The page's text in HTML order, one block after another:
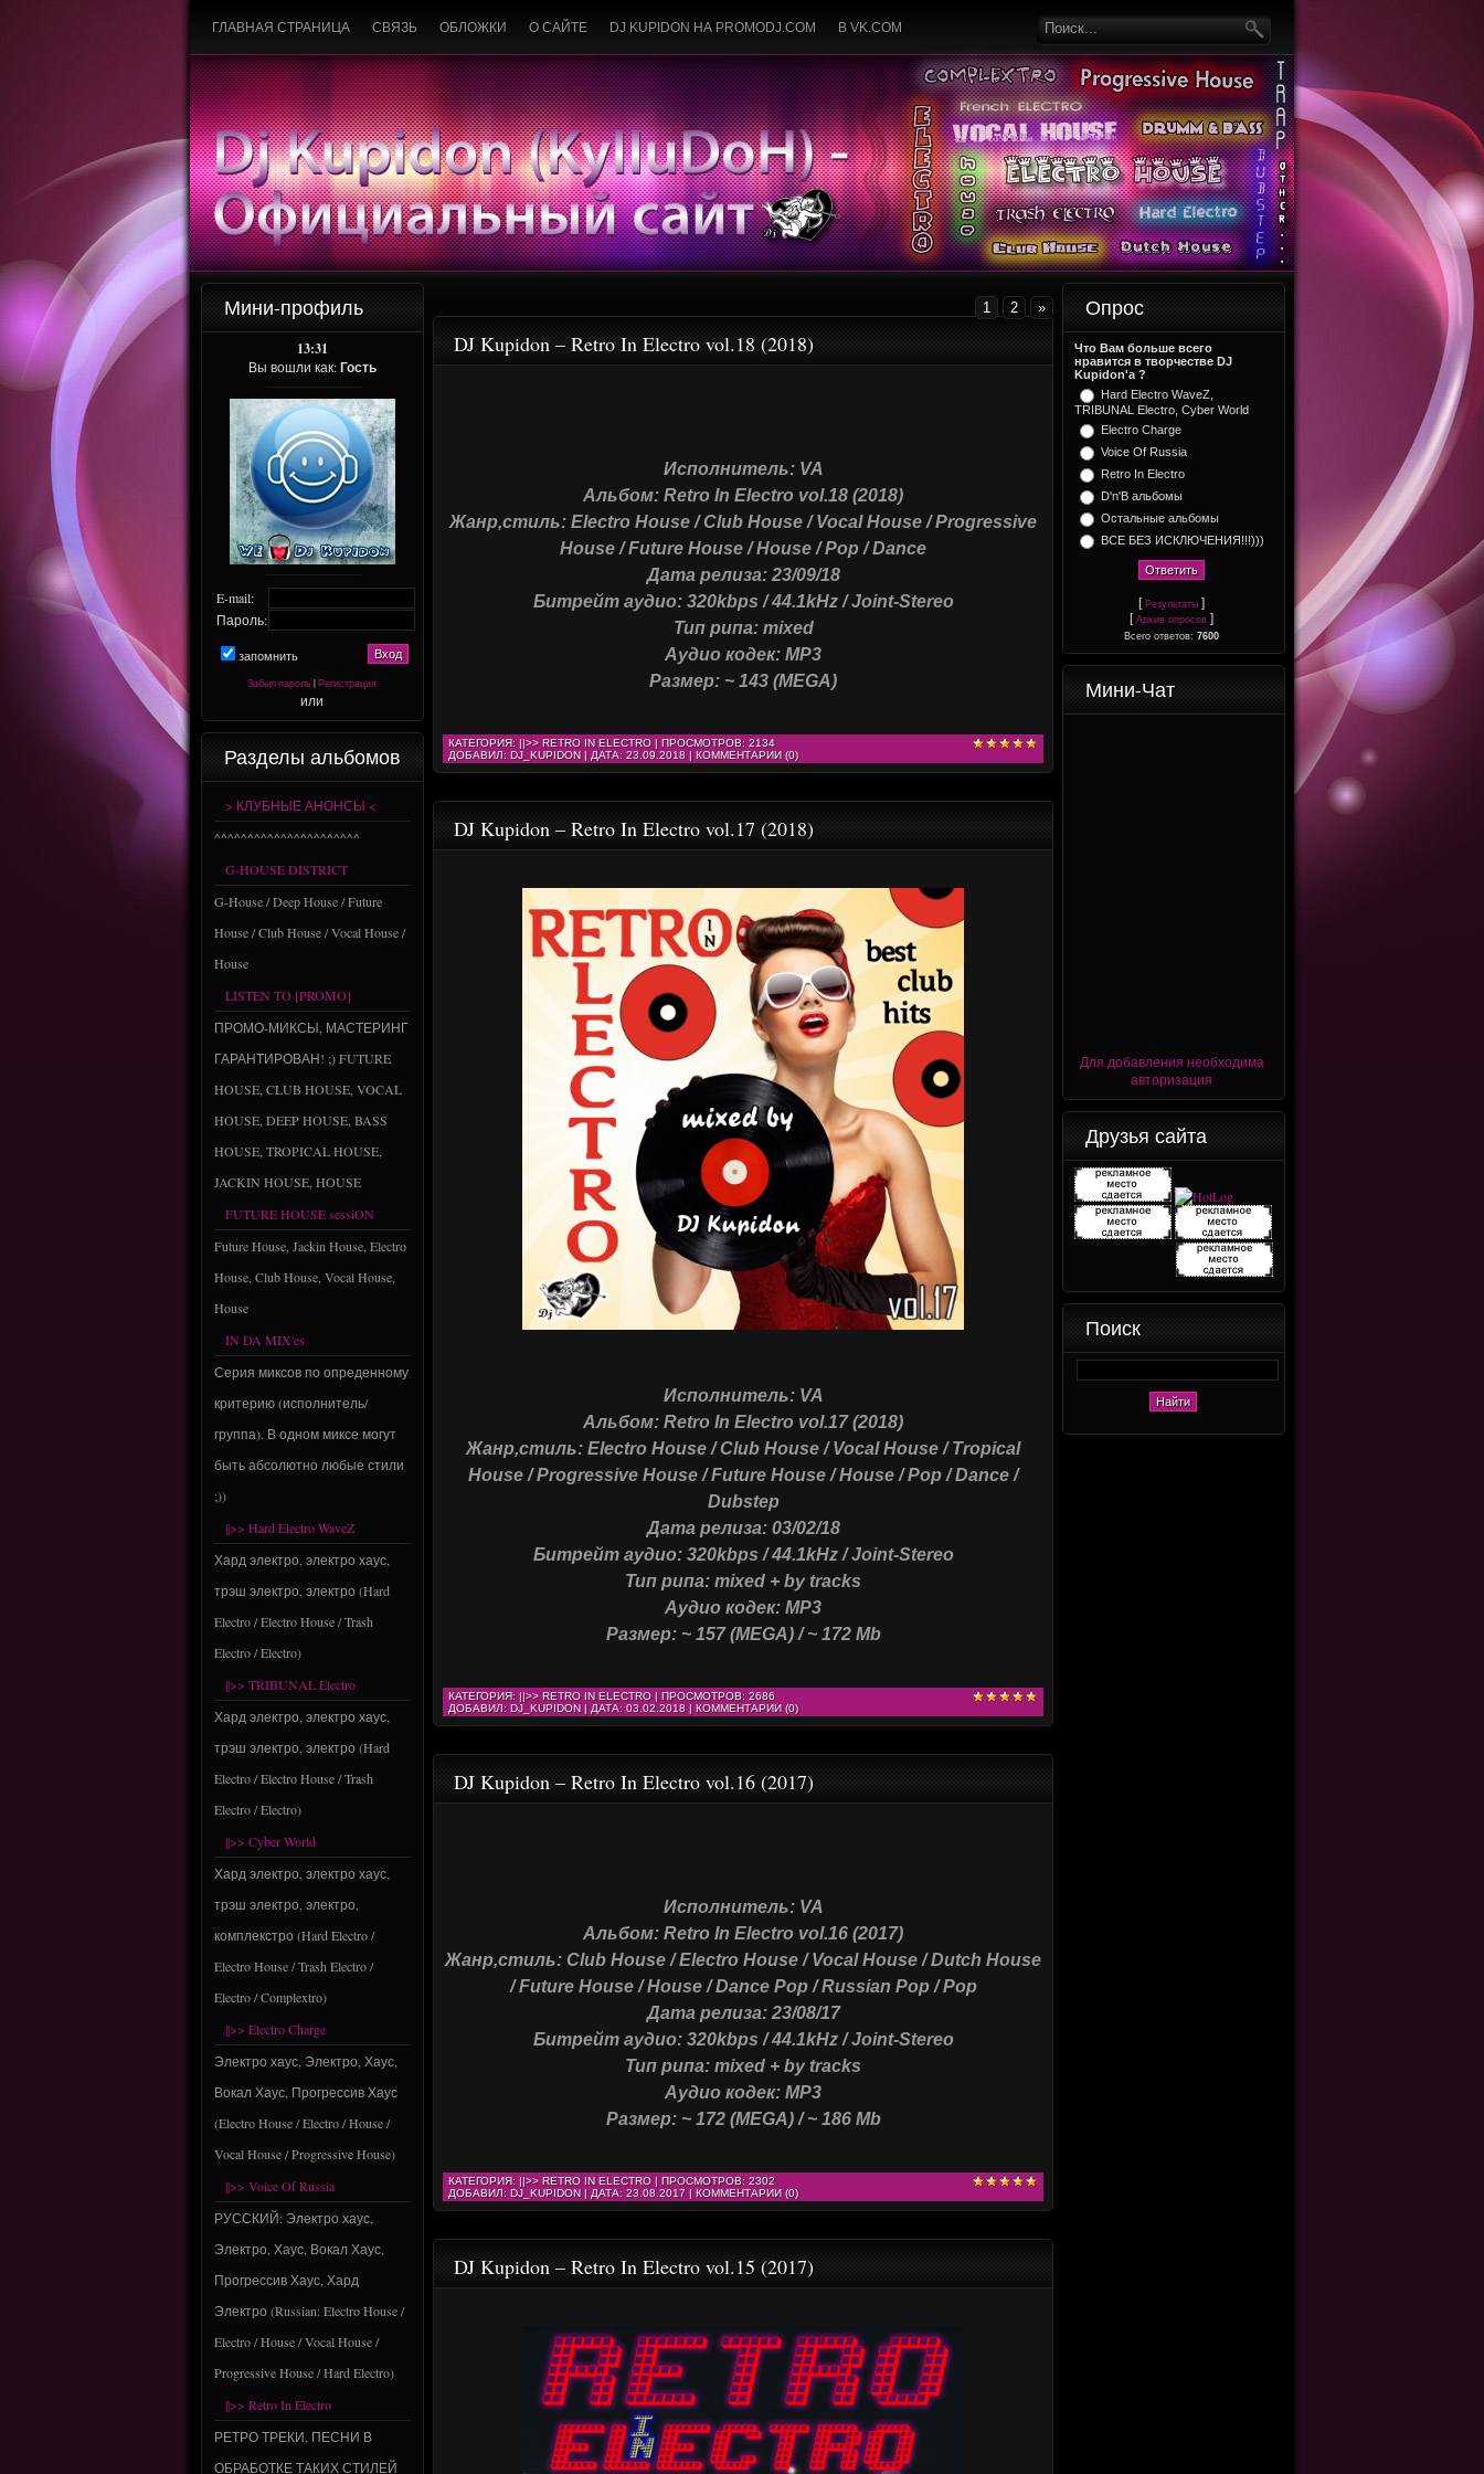
ГЛАВНАЯ СТРАНИЦА СВЯЗЬ ОБЛОЖКИ О САЙТЕ DJ KUPIDON НА PROMODJ.COM В VK.COM
Мини-профиль
13:31
Вы вошли как:Гость
E-mail:
Пароль:
запомнить
Забыл пароль|Регистрация
или
Разделы альбомов
> КЛУБНЫЕ АНОНСЫ <
^^^^^^^^^^^^^^^^^^^^^^
G-HOUSE DISTRICT
G-House / Deep House / Future
House / Club House / Vocal House /
House
LISTEN TO [PROMO]
ПРОМО-МИКСЫ, МАСТЕРИНГ
ГАРАНТИРОВАН! ;) FUTURE
HOUSE, CLUB HOUSE, VOCAL
HOUSE, DEEP HOUSE, BASS
HOUSE, TROPICAL HOUSE,
JACKIN HOUSE, HOUSE
FUTURE HOUSE sessiON
Future House, Jackin House, Electro
House, Club House, Vocal House,
House
IN DA MIX'es
Серия миксов по опреденному
критерию (исполнитель/
группа). В одном миксе могут
быть абсолютно любые стили
;))
||>> Hard Electro WaveZ
Хард электро, электро хаус,
трэш электро, электро (Hard
Electro / Electro House / Trash
Electro / Electro)
||>> TRIBUNAL Electro
Хард электро, электро хаус,
трэш электро, электро (Hard
Electro / Electro House / Trash
Electro / Electro)
||>> Cyber World
Хард электро, электро хаус,
трэш электро, электро,
комплекстро (Hard Electro /
Electro House / Trash Electro /
Electro / Complextro)
||>> Electro Charge
Электро хаус, Электро, Хаус,
Вокал Хаус, Прогрессив Хаус
(Electro House / Electro / House /
Vocal House / Progressive House)
||>> Voice Of Russia
РУССКИЙ: Электро хаус,
Электро, Хаус, Вокал Хаус,
Прогрессив Хаус, Хард
Электро (Russian: Electro House /
Electro / House / Vocal House /
Progressive House / Hard Electro)
||>> Retro In Electro
РЕТРО ТРЕКИ, ПЕСНИ В
ОБРАБОТКЕ ТАКИХ СТИЛЕЙ
1 2 »
DJ Kupidon – Retro In Electro vol.18 (2018)
Исполнитель: VA
Альбом: Retro In Electro vol.18 (2018)
Жанр,стиль: Electro House / Club House / Vocal House / Progressive
House / Future House / House / Pop / Dance
Дата релиза: 23/09/18
Битрейт аудио: 320kbps / 44.1kHz / Joint-Stereo
Тип рипа: mixed
Аудио кодек: MP3
Размер: ~ 143 (MEGA)
КАТЕГОРИЯ: ||>> RETRO IN ELECTRO| ПРОСМОТРОВ: 2134
ДОБАВИЛ: DJ_KUPIDON| ДАТА: 23.09.2018 | КОММЕНТАРИИ (0)
DJ Kupidon – Retro In Electro vol.17 (2018)
Исполнитель: VA
Альбом: Retro In Electro vol.17 (2018)
Жанр,стиль: Electro House / Club House / Vocal House / Tropical
House / Progressive House / Future House / House / Pop / Dance /
Dubstep
Дата релиза: 03/02/18
Битрейт аудио: 320kbps / 44.1kHz / Joint-Stereo
Тип рипа: mixed + by tracks
Аудио кодек: MP3
Размер: ~ 157 (MEGA) / ~ 172 Mb
КАТЕГОРИЯ: ||>> RETRO IN ELECTRO| ПРОСМОТРОВ: 2686
ДОБАВИЛ: DJ_KUPIDON| ДАТА: 03.02.2018 | КОММЕНТАРИИ (0)
DJ Kupidon – Retro In Electro vol.16 (2017)
Исполнитель: VA
Альбом: Retro In Electro vol.16 (2017)
Жанр,стиль: Club House / Electro House / Vocal House / Dutch House
/ Future House / House / Dance Pop / Russian Pop / Pop
Дата релиза: 23/08/17
Битрейт аудио: 320kbps / 44.1kHz / Joint-Stereo
Тип рипа: mixed + by tracks
Аудио кодек: MP3
Размер: ~ 172 (MEGA) / ~ 186 Mb
КАТЕГОРИЯ: ||>> RETRO IN ELECTRO| ПРОСМОТРОВ: 2302
ДОБАВИЛ: DJ_KUPIDON| ДАТА: 23.08.2017 | КОММЕНТАРИИ (0)
DJ Kupidon – Retro In Electro vol.15 (2017)
Опрос
Что Вам больше всего
нравится в творчестве DJ
Kupidon'a ?
Hard Electro WaveZ,
TRIBUNAL Electro, Cyber World
Electro Charge
Voice Of Russia
Retro In Electro
D'n'B альбомы
Остальные альбомы
ВСЕ БЕЗ ИСКЛЮЧЕНИЯ!!!)))
[Результаты ]
[Архив опросов ]
Всего ответов:7600
Мини-Чат
Для добавления необходима
авторизация
Друзья сайта
Поиск